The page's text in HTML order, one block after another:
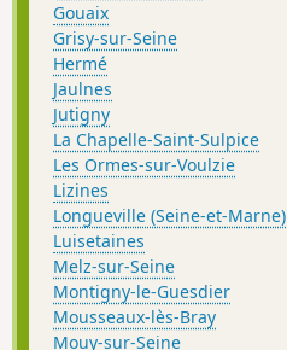
Gouaix
Grisy-sur-Seine
Hermé
Jaulnes
Jutigny
La Chapelle-Saint-Sulpice
Les Ormes-sur-Voulzie
Lizines
Longueville (Seine-et-Marne)
Luisetaines
Melz-sur-Seine
Montigny-le-Guesdier
Mousseaux-lès-Bray
Mouy-sur-Seine